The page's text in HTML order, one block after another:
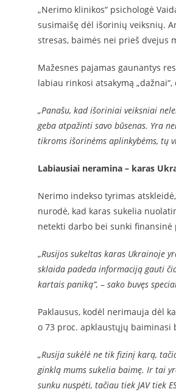
„Nerimo klinikos“ psichologė
susimaišę dėl išorinių veiksnių.
stresas, baimės nei prieš dvejus
Mažesnes pajamas gaunantys
labiau rinkosi atsakymą
„Panašu, kad išoriniai veiksniai
geba atpažinti savo būsenas. Yra
tikroms išorinėms aplinkybėms, tų
Labiausiai neramina – karas
Nerimo indekso tyrimas
nurodė, kad karas sukelia
netekti darbo bei sunki finansinė
„Rusijos sukeltas karas Ukrainoje
sklaida padeda informaciją gauti
kartais paniką”, – sako buvęs
Paklausus, kodėl nerimauja dėl
o 73 proc. apklaustųjų
„Rusija sukėlė ne tik fizinį karą,
ginklą mums sukelia baimę. Ir tai
sunku nuspėti, tačiau tiek JAV tiek